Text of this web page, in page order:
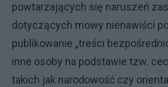
powtarzających się naruszeń
dotyczących mowy nienawiści
publikowanie „treści
inne osoby na podstawie tzw.
takich jak narodowość czy